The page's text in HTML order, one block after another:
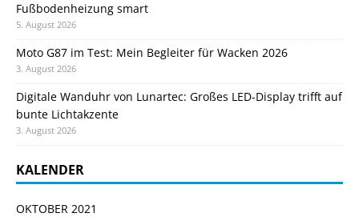
Fußbodenheizung smart
5. August 2026
Moto G87 im Test: Mein Begleiter für Wacken 2026
3. August 2026
Digitale Wanduhr von Lunartec: Großes LED-Display trifft auf
bunte Lichtakzente
3. August 2026
KALENDER
OKTOBER 2021